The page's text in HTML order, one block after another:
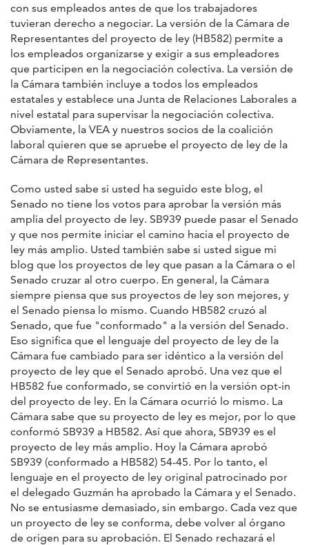
con sus empleados antes de que los trabajadores
tuvieran derecho a negociar. La versión de la Cámara de
Representantes del proyecto de ley (HB582) permite a
los empleados organizarse y exigir a sus empleadores
que participen en la negociación colectiva. La versión de
la Cámara también incluye a todos los empleados
estatales y establece una Junta de Relaciones Laborales a
nivel estatal para supervisar la negociación colectiva.
Obviamente, la VEA y nuestros socios de la coalición
laboral quieren que se apruebe el proyecto de ley de la
Cámara de Representantes.
Como usted sabe si usted ha seguido este blog, el
Senado no tiene los votos para aprobar la versión más
amplia del proyecto de ley. SB939 puede pasar el Senado
y que nos permite iniciar el camino hacia el proyecto de
ley más amplio. Usted también sabe si usted sigue mi
blog que los proyectos de ley que pasan a la Cámara o el
Senado cruzar al otro cuerpo. En general, la Cámara
siempre piensa que sus proyectos de ley son mejores, y
el Senado piensa lo mismo. Cuando HB582 cruzó al
Senado, que fue "conformado" a la versión del Senado.
Eso significa que el lenguaje del proyecto de ley de la
Cámara fue cambiado para ser idéntico a la versión del
proyecto de ley que el Senado aprobó. Una vez que el
HB582 fue conformado, se convirtió en la versión opt-in
del proyecto de ley. En la Cámara ocurrió lo mismo. La
Cámara sabe que su proyecto de ley es mejor, por lo que
conformó SB939 a HB582. Así que ahora, SB939 es el
proyecto de ley más amplio. Hoy la Cámara aprobó
SB939 (conformado a HB582) 54-45. Por lo tanto, el
lenguaje en el proyecto de ley original patrocinado por
el delegado Guzmán ha aprobado la Cámara y el Senado.
No se entusiasme demasiado, sin embargo. Cada vez que
un proyecto de ley se conforma, debe volver al órgano
de origen para su aprobación. El Senado rechazará el